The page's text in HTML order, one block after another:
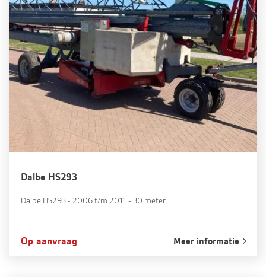
Dalbe HS293
Dalbe HS293 - 2006 t/m 2011 - 30 meter
Op aanvraag Meer informatie